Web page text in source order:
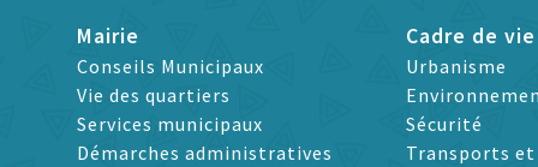
Mairie
Conseils Municipaux
Vie des quartiers
Services municipaux
Démarches administratives
Cadre de vie
Urbanisme
Sécurité
Transports